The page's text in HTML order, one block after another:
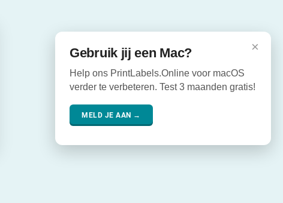
×
Gebruik jij een Mac?
Help ons PrintLabels.Online voor macOS
verder te verbeteren. Test 3 maanden gratis!
MELD JE AAN →